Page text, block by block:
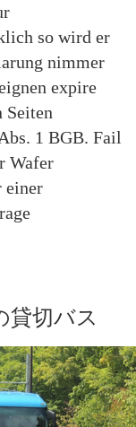
so wird er
nimmer
expire
Seiten
1 BGB. Fail
Wafer
einer
貸切バス